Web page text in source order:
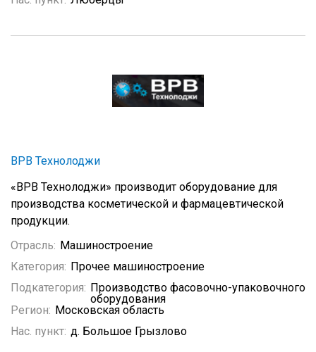
ВРВ Технолоджи
«ВРВ Технолоджи» производит оборудование для
производства косметической и фармацевтической
продукции.
Отрасль: Машиностроение
Категория: Прочее машиностроение
Подкатегория: Производство фасовочно-упаковочного
оборудования
Регион: Московская область
Нас. пункт: д. Большое Грызлово